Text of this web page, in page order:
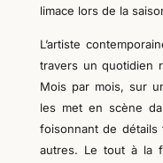
limace lors de la
L’artiste
travers un quotidien
Mois par mois, sur
les met en scène
foisonnant de
autres. Le tout à la